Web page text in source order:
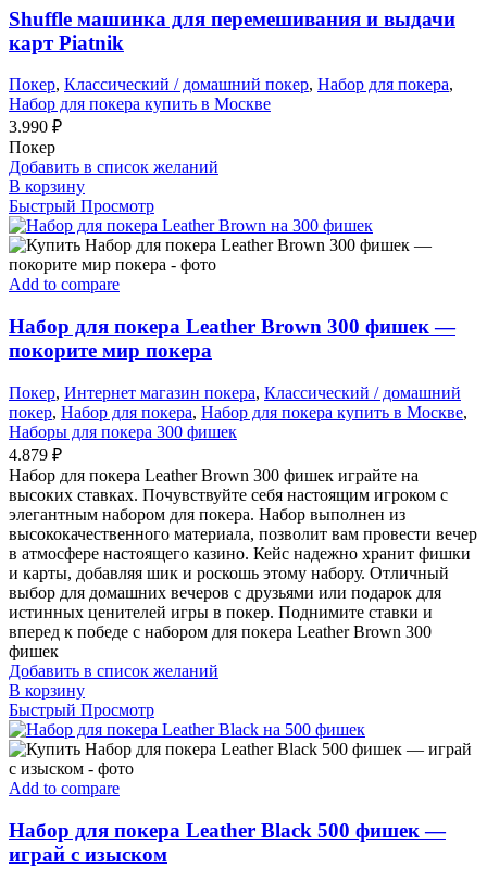
Shuffle машинка для перемешивания и выдачи
карт Piatnik
Покер, Классический / домашний покер, Набор для покера,
Набор для покера купить в Москве
3.990 ₽
Покер
Добавить в список желаний
В корзину
Быстрый Просмотр
Add to compare
Набор для покера Leather Brown 300 фишек —
покорите мир покера
Покер, Интернет магазин покера, Классический / домашний
покер, Набор для покера, Набор для покера купить в Москве,
Наборы для покера 300 фишек
4.879 ₽
Набор для покера Leather Brown 300 фишек играйте на
высоких ставках. Почувствуйте себя настоящим игроком с
элегантным набором для покера. Набор выполнен из
высококачественного материала, позволит вам провести вечер
в атмосфере настоящего казино. Кейс надежно хранит фишки
и карты, добавляя шик и роскошь этому набору. Отличный
выбор для домашних вечеров с друзьями или подарок для
истинных ценителей игры в покер. Поднимите ставки и
вперед к победе с набором для покера Leather Brown 300
фишек
Добавить в список желаний
В корзину
Быстрый Просмотр
Add to compare
Набор для покера Leather Black 500 фишек —
играй с изыском